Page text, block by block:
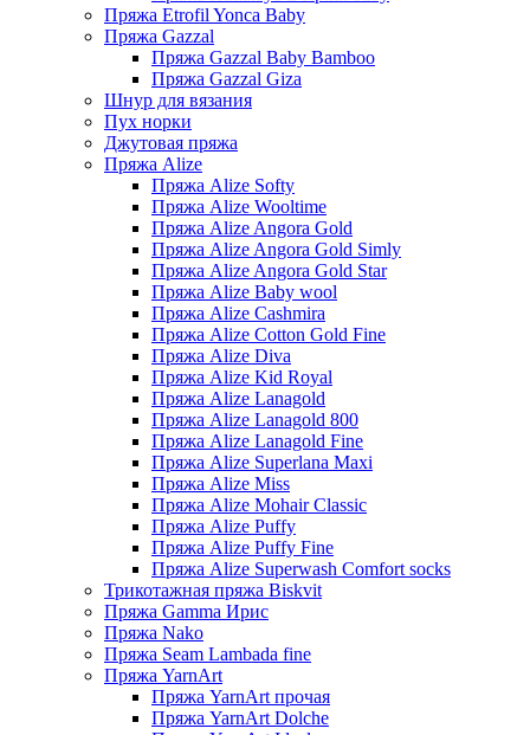
Пряжа Etrofil Yonca Baby
Пряжа Gazzal
Пряжа Gazzal Baby Bamboo
Пряжа Gazzal Giza
Шнур для вязания
Пух норки
Джутовая пряжа
Пряжа Alize
Пряжа Alize Softy
Пряжа Alize Wooltime
Пряжа Alize Angora Gold
Пряжа Alize Angora Gold Simly
Пряжа Alize Angora Gold Star
Пряжа Alize Baby wool
Пряжа Alize Cashmira
Пряжа Alize Cotton Gold Fine
Пряжа Alize Diva
Пряжа Alize Kid Royal
Пряжа Alize Lanagold
Пряжа Alize Lanagold 800
Пряжа Alize Lanagold Fine
Пряжа Alize Superlana Maxi
Пряжа Alize Miss
Пряжа Alize Mohair Classic
Пряжа Alize Puffy
Пряжа Alize Puffy Fine
Пряжа Alize Superwash Comfort socks
Трикотажная пряжа Biskvit
Пряжа Gamma Ирис
Пряжа Nako
Пряжа Seam Lambada fine
Пряжа YarnArt
Пряжа YarnArt прочая
Пряжа YarnArt Dolche